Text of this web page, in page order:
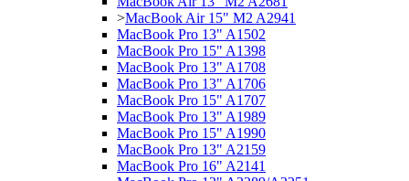
>MacBook Air 15" M2 A2941
MacBook Pro 13" A1502
MacBook Pro 15" A1398
MacBook Pro 13" A1708
MacBook Pro 13" A1706
MacBook Pro 15" A1707
MacBook Pro 13" A1989
MacBook Pro 15" A1990
MacBook Pro 13" A2159
MacBook Pro 16" A2141